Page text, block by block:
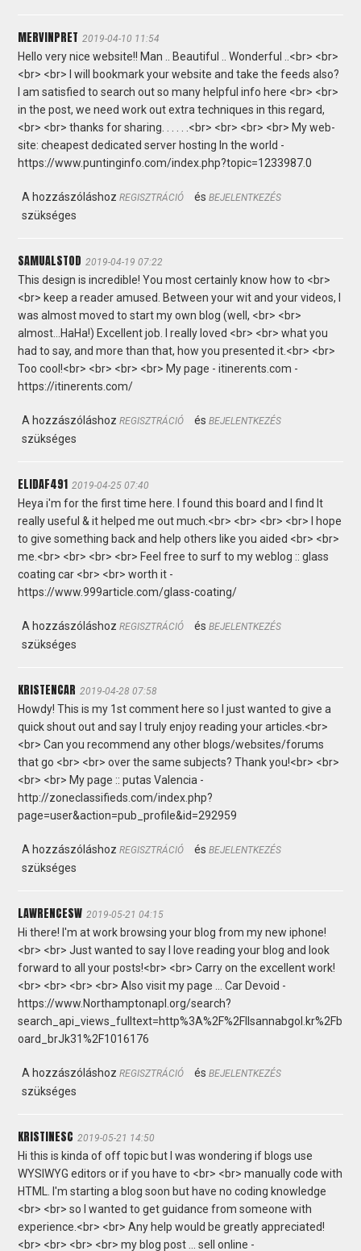
MERVINPRET 2019-04-10 11:54
Hello very nice website!! Man .. Beautiful .. Wonderful ..<br> <br>
<br> <br> I will bookmark your website and take the feeds also?
I am satisfied to search out so many helpful info here <br> <br>
in the post, we need work out extra techniques in this regard,
<br> <br> thanks for sharing. . . . . .<br> <br> <br> <br> My web-
site: cheapest dedicated server hosting In the world -
https://www.puntinginfo.com/index.php?topic=1233987.0
A hozzászóláshozREGISZTRÁCIÓ ésBEJELENTKEZÉS
szükséges
SAMUALSTOD 2019-04-19 07:22
This design is incredible! You most certainly know how to <br>
<br> keep a reader amused. Between your wit and your videos, I
was almost moved to start my own blog (well, <br> <br>
almost...HaHa!) Excellent job. I really loved <br> <br> what you
had to say, and more than that, how you presented it.<br> <br>
Too cool!<br> <br> <br> <br> My page - itinerents.com -
https://itinerents.com/
A hozzászóláshozREGISZTRÁCIÓ ésBEJELENTKEZÉS
szükséges
ELIDAF491 2019-04-25 07:40
Heya i'm for the first time here. I found this board and I find It
really useful & it helped me out much.<br> <br> <br> <br> I hope
to give something back and help others like you aided <br> <br>
me.<br> <br> <br> <br> Feel free to surf to my weblog :: glass
coating car <br> <br> worth it -
https://www.999article.com/glass-coating/
A hozzászóláshozREGISZTRÁCIÓ ésBEJELENTKEZÉS
szükséges
KRISTENCAR 2019-04-28 07:58
Howdy! This is my 1st comment here so I just wanted to give a
quick shout out and say I truly enjoy reading your articles.<br>
<br> Can you recommend any other blogs/websites/forums
that go <br> <br> over the same subjects? Thank you!<br> <br>
<br> <br> My page :: putas Valencia -
http://zoneclassifieds.com/index.php?
page=user&action=pub_profile&id=292959
A hozzászóláshozREGISZTRÁCIÓ ésBEJELENTKEZÉS
szükséges
LAWRENCESW 2019-05-21 04:15
Hi there! I'm at work browsing your blog from my new iphone!
<br> <br> Just wanted to say I love reading your blog and look
forward to all your posts!<br> <br> Carry on the excellent work!
<br> <br> <br> <br> Also visit my page ... Car Devoid -
https://www.Northamptonapl.org/search?
search_api_views_fulltext=http%3A%2F%2FIlsannabgol.kr%2Fb
oard_brJk31%2F1016176
A hozzászóláshozREGISZTRÁCIÓ ésBEJELENTKEZÉS
szükséges
KRISTINESC 2019-05-21 14:50
Hi this is kinda of off topic but I was wondering if blogs use
WYSIWYG editors or if you have to <br> <br> manually code with
HTML. I'm starting a blog soon but have no coding knowledge
<br> <br> so I wanted to get guidance from someone with
experience.<br> <br> Any help would be greatly appreciated!
<br> <br> <br> <br> my blog post ... sell online -